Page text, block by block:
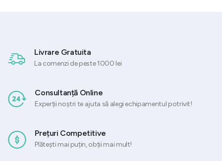
Livrare Gratuita
La comenzi de peste 1000 lei
Consultanță Online
Experții noștri te ajuta să alegi echipamentul potrivit!
Prețuri Competitive
Plătești mai puțin, obții mai mult!